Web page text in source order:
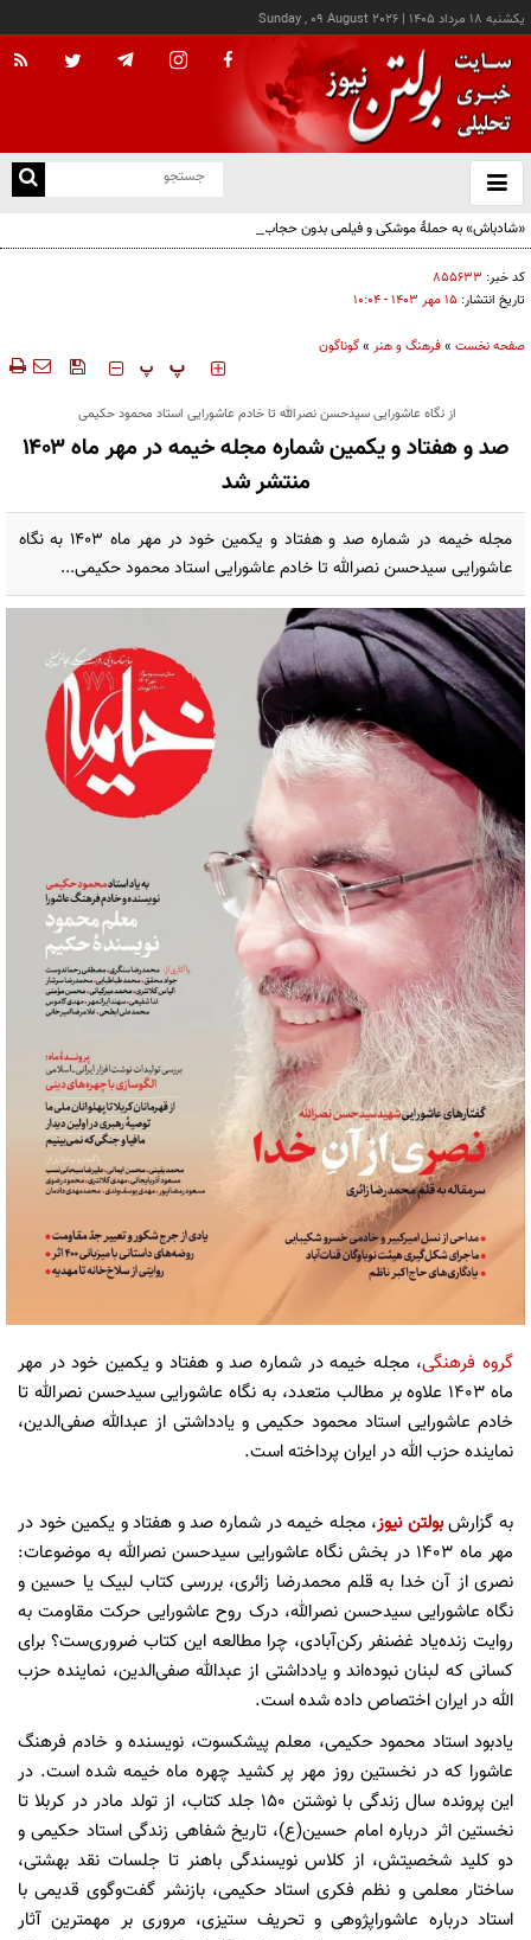
يکشنبه ۱۸ مرداد ۱۴۰۵ |
Sunday , 09 August 2026
باز
و
«شادباش» به حملۀ موشکی و فیلمی بدون حجاب؛ روایت تناقض‌های محسن قرایی
کد خبر: ۸۵۵۶۳۳
تاریخ انتشار: ۱۵ مهر ۱۴۰۳ - ۱۰:۰۴
صفحه نخست »فرهنگ و هنر »گوناگون
‍‍‍ پ پ
از نگاه عاشورایی سیدحسن نصرالله تا خادم عاشورایی استاد محمود حکیمی
صد و هفتاد و یکمین شماره مجله خیمه در مهر ماه ۱۴۰۳
منتشر شد
مجله خیمه در شماره صد و هفتاد و یکمین خود در مهر ماه 1403 به نگاه
عاشورایی سیدحسن نصرالله تا خادم عاشورایی استاد محمود حکیمی...
گروه فرهنگی، مجله خیمه در شماره صد و هفتاد و یکمین خود در مهر
ماه 1403 علاوه بر مطالب متعدد، به نگاه عاشورایی سیدحسن نصرالله تا
خادم عاشورایی استاد محمود حکیمی و یادداشتی از عبدالله صفی‌الدین،
نماینده حزب الله در ایران پرداخته است.
به گزارشبولتن نیوز، مجله خیمه در شماره صد و هفتاد و یکمین خود در
مهر ماه 1403 در بخش نگاه عاشورایی سیدحسن نصرالله به موضوعات:
نصری از آن خدا به قلم محمدرضا زائری، بررسی کتاب لبیک یا حسین و
نگاه عاشورایی سیدحسن نصرالله، درک روح عاشورایی حرکت مقاومت به
روایت زنده‌یاد غضنفر رکن‌آبادی، چرا مطالعه این کتاب ضروری‌ست؟ برای
کسانی که لبنان نبوده‌اند و یادداشتی از عبدالله صفی‌الدین، نماینده حزب
الله در ایران اختصاص داده شده است.
یادبود استاد محمود حکیمی، معلم پیشکسوت، نویسنده و خادم فرهنگ
عاشورا که در نخستین روز مهر پر کشید چهره ماه خیمه شده است. در
این پرونده سال زندگی با نوشتن ۱۵۰ جلد کتاب، از تولد مادر در کربلا تا
نخستین اثر درباره امام حسین(ع)، تاریخ شفاهی زندگی استاد حکیمی و
دو کلید شخصیتش، از کلاس نویسندگی باهنر تا جلسات نقد بهشتی،
ساختار معلمی و نظم فکری استاد حکیمی، بازنشر گفت‌وگوی قدیمی با
استاد درباره عاشوراپژوهی و تحریف‌ ستیزی، مروری بر مهمترین آثار